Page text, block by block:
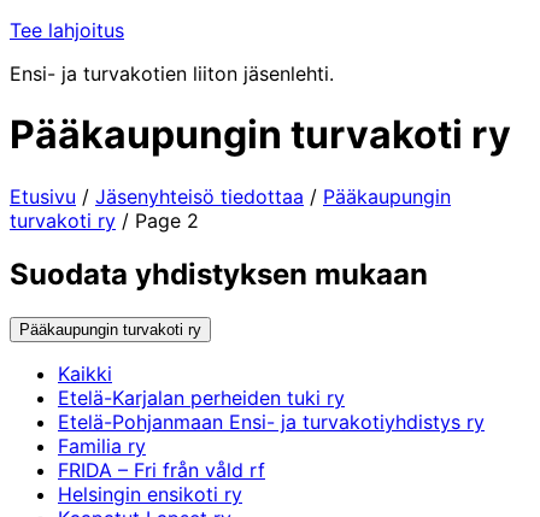
Tee lahjoitus
Ensi- ja turvakotien liiton jäsenlehti.
Pääkaupungin turvakoti ry
Etusivu / Jäsenyhteisö tiedottaa / Pääkaupungin
turvakoti ry / Page 2
Suodata yhdistyksen mukaan
Pääkaupungin turvakoti ry
Kaikki
Etelä-Karjalan perheiden tuki ry
Etelä-Pohjanmaan Ensi- ja turvakotiyhdistys ry
Familia ry
FRIDA – Fri från våld rf
Helsingin ensikoti ry